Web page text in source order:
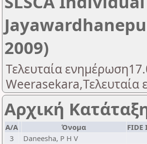
2009)
Τελευταία
Αρχική
Α/Α Όνομα FIDE
3
Daneesha, P H V